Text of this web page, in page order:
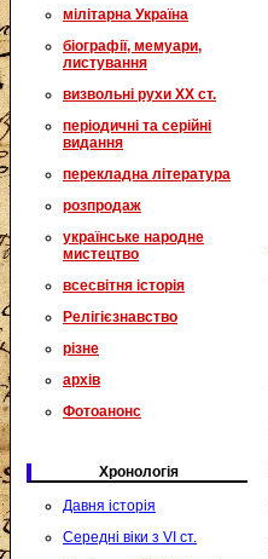
мілітарна Україна
біографії, мемуари,
листування
визвольні рухи XX ст.
періодичні та серійні
видання
перекладна література
розпродаж
українське народне
мистецтво
всесвітня історія
Релігієзнавство
різне
архів
Фотоанонс
Хронологія
Давня історія
Середні віки з VI ст.